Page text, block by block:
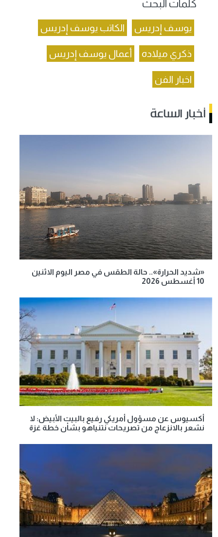
كلمات البحث
يوسف إدريس الكاتب يوسف إدريس
ذكري ميلاده أعمال يوسف إدريس
اخبار الفن
أخبار الساعة
«شديد الحرارة».. حالة الطقس في مصر اليوم الاثنين
10 أغسطس 2026
أكسيوس عن مسؤول أمريكي رفيع بالبيت الأبيض: لا
نشعر بالانزعاج من تصريحات نتنياهو بشأن خطة غزة